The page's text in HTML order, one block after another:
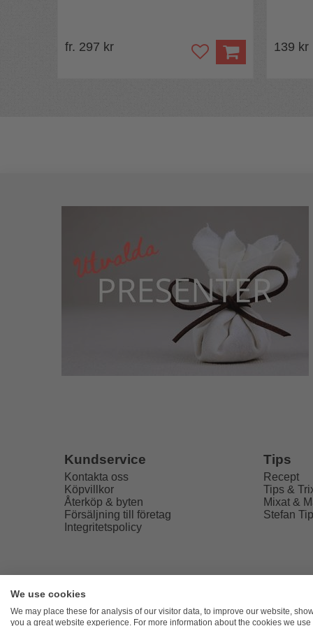
fr. 297 kr 139 kr
Kundservice
Kontakta oss
Köpvillkor
Återköp & byten
Försäljning till företag
Integritetspolicy
Tips
Recept
Tips &
Mixat &
Stefan
We use cookies
We may place these for analysis of our visitor data, to improve our website,
you a great website experience. For more information about the cookies we